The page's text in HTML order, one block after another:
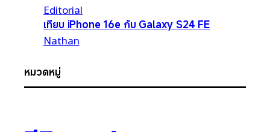
Editorial
เทียบ iPhone 16e กับ Galaxy S24 FE
Nathan
หมวดหมู่